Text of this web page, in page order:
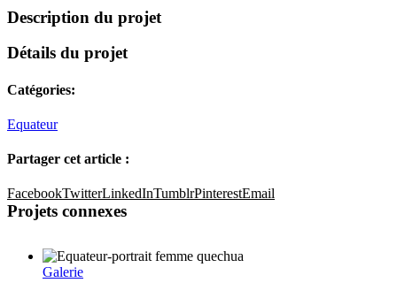
Description du projet
Détails du projet
Catégories:
Equateur
Partager cet article :
FacebookTwitterLinkedInTumblrPinterestEmail
Projets connexes
Galerie